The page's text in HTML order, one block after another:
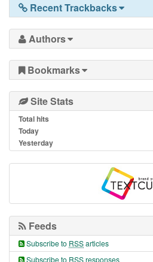
Recent Trackbacks
Authors
Bookmarks
Site Stats
Total hits
Today
Yesterday
Feeds
Subscribe to RSSarticles
Subscribe to RSS responses